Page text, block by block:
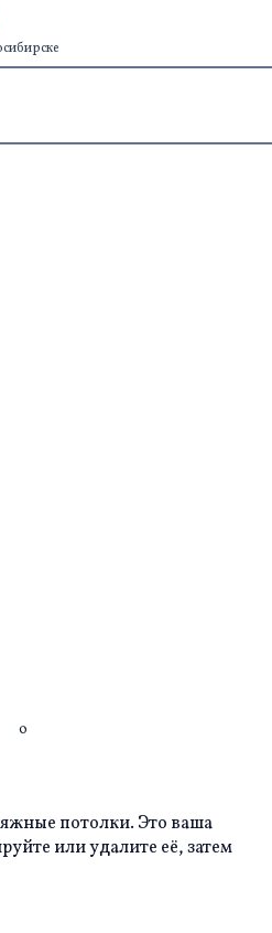
0
потолки. Это ваша
или удалите её, затем